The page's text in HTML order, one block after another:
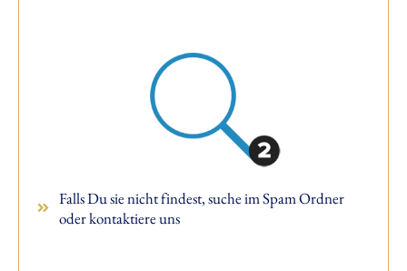
Falls Du sie nicht findest, suche im Spam Ordner
oder kontaktiere uns